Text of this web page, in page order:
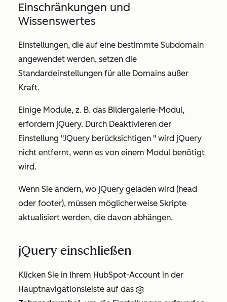
Einschränkungen und
Wissenswertes
Einstellungen, die auf eine bestimmte Subdomain
angewendet werden, setzen die
Standardeinstellungen für alle Domains außer
Kraft.
Einige Module, z. B. das Bildergalerie-Modul,
erfordern jQuery. Durch Deaktivieren der
Einstellung "JQuery berücksichtigen " wird jQuery
nicht entfernt, wenn es von einem Modul benötigt
wird.
Wenn Sie ändern, wo jQuery geladen wird (head
oder footer), müssen möglicherweise Skripte
aktualisiert werden, die davon abhängen.
jQuery einschließen
Klicken Sie in Ihrem HubSpot-Account in der
Hauptnavigationsleiste auf das